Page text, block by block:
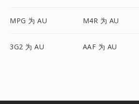
MPG 为 AU M4R 为 AU
3G2 为 AU AAF 为 AU